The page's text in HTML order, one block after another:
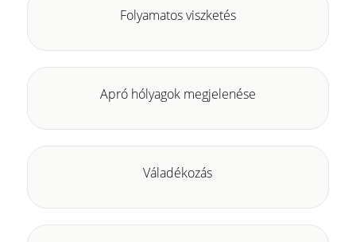
Folyamatos viszketés
Apró hólyagok megjelenése
Váladékozás